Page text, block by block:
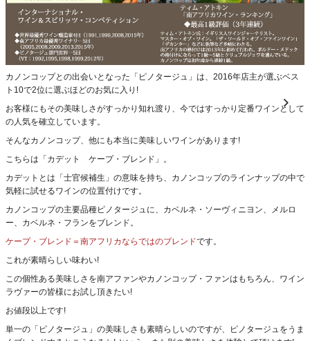
カノンコップとの出会いとなった「ピノタージュ」は、2016年店主が選ぶベス
ト10で2位に選ぶほどのお気に入り!
お客様にもその美味しさがすっかり知れ渡り、今ではすっかり定番ワインとして
の人気を確立しています。
そんなカノンコップ、他にも本当に美味しいワインがあります!
こちらは「カデット ケープ・ブレンド」。
カデットとは「士官候補生」の意味を持ち、カノンコップのラインナップの中で
気軽に試せるワインの位置付けです。
カノンコップの主要品種ピノタージュに、カベルネ・ソーヴィニヨン、メルロ
ー、カベルネ・フランをブレンド。
ケープ・ブレンド＝南アフリカならではのブレンドです。
これが素晴らしい味わい!
この個性ある美味しさを南アファンやカノンコップ・ファンはもちろん、ワイン
ラヴァーの皆様にお試し頂きたい!
お値段以上です!
単一の「ピノタージュ」の美味しさも素晴らしいのですが、ピノタージュをうま